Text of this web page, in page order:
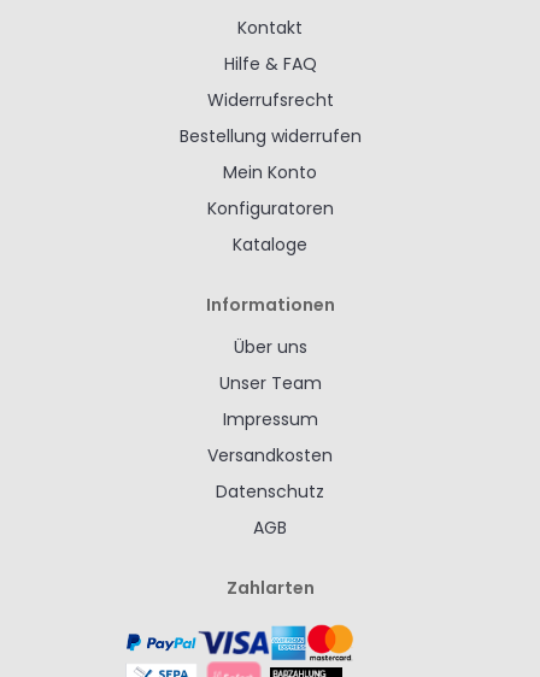
Kontakt
Hilfe & FAQ
Widerrufsrecht
Bestellung widerrufen
Mein Konto
Konfiguratoren
Kataloge
Informationen
Über uns
Unser Team
Impressum
Versandkosten
Datenschutz
AGB
Zahlarten